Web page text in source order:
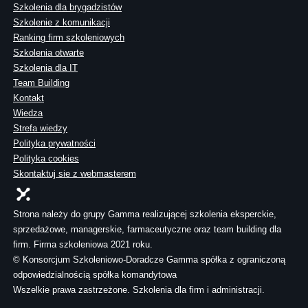
Szkolenia dla brygadzistów
Szkolenie z komunikacji
Ranking firm szkoleniowych
Szkolenia otwarte
Szkolenia dla IT
Team Building
Kontakt
Wiedza
Strefa wiedzy
Polityka prywatności
Polityka cookies
Skontaktuj sie z webmasterem
Strona należy do grupy Gamma realizującej szkolenia eksperckie,
sprzedażowe, managerskie, farmaceutyczne oraz team building dla
firm. Firma szkoleniowa 2021 roku.
© Konsorcjum Szkoleniowo-Doradcze Gamma spółka z ograniczoną
odpowiedzialnością spółka komandytowa
Wszelkie prawa zastrzeżone. Szkolenia dla firm i administracji.